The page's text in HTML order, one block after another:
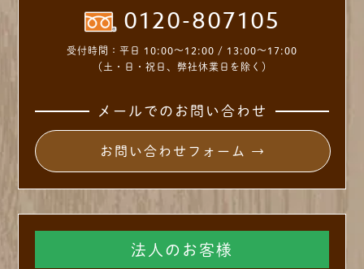
0120-807105
受付時間： 平日 10:00～12:00 / 13:00～17:00
（土・日・祝日、弊社休業日を除く）
メールでのお問い合わせ
お問い合わせフォーム →
法人のお客様